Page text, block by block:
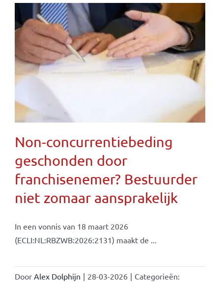
Non-concurrentiebeding
geschonden door
franchisenemer? Bestuurder
niet zomaar aansprakelijk
In een vonnis van 18 maart 2026
(ECLI:NL:RBZWB:2026:2131) maakt de ...
Door Alex Dolphijn | 28-03-2026 | Categorieën: